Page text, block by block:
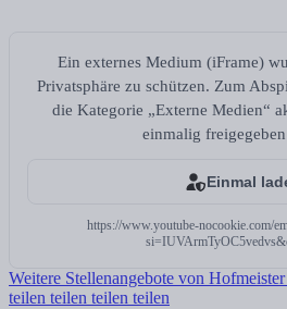
Ein externes Medium (iFrame)
Privatsphäre zu schützen. Zum
die Kategorie „Externe Medien“
einmalig
Einmal
https://www.youtube-nocookie.com/
Weitere Stellenangebote von
teilen teilen teilen teilen